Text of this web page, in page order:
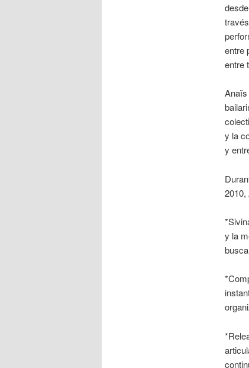
entre
entre
Anaïs
y la
y
y la